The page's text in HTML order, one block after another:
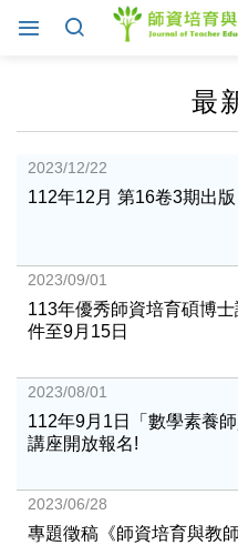
最
2023/12/22
112年12月 第16卷3期出版
2023/09/01
113年優秀師資培育碩博
件至9月15日
2023/08/01
112年9月1日「數學素養
講座開放報名!
2023/06/28
專題徵稿《師資培育與教